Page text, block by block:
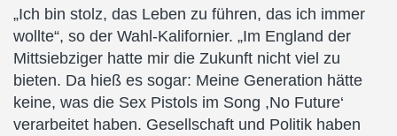
„Ich bin stolz, das Leben zu führen, das ich immer
wollte“, so der Wahl-Kalifornier. „Im England der
Mittsiebziger hatte mir die Zukunft nicht viel zu
bieten. Da hieß es sogar: Meine Generation hätte
keine, was die Sex Pistols im Song ,No Future‘
verarbeitet haben. Gesellschaft und Politik haben